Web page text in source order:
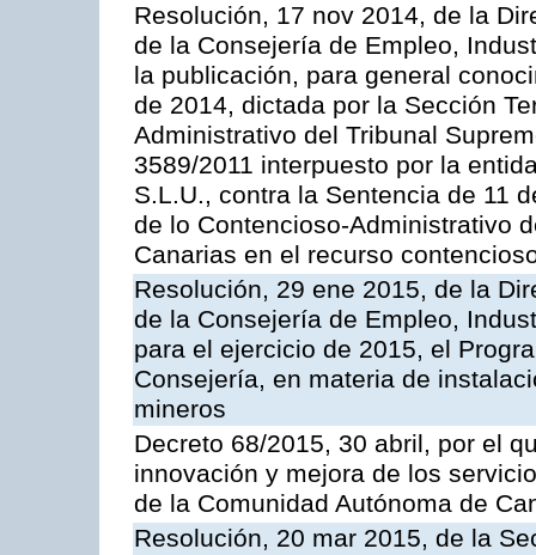
Resolución, 17 nov 2014, de la
de la Consejería de Empleo,
la publicación, para general
de 2014, dictada por la Sección
Administrativo del Tribunal
3589/2011 interpuesto por la
S.L.U., contra la Sentencia de 11
de lo Contencioso-Administrativo
Canarias en el recurso
Resolución, 29 ene 2015, de la
de la Consejería de Empleo,
para el ejercicio de 2015, el
Consejería, en materia de
mineros
Decreto 68/2015, 30 abril, por el
innovación y mejora de los
de la Comunidad Autónoma de
Resolución, 20 mar 2015, de la